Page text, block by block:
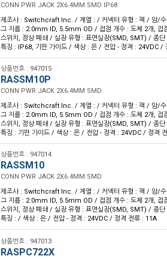
CONN PWR JACK 2X6.4MM SMD IP68
제조사 : Switchcraft Inc. / 계열 : / 커넥터 유형 : 잭 / 암/수
그 지름 : 2.0mm ID, 5.5mm OD / 접점 개수 : 도체 2개, 접
스위치, 정상 폐쇄 / 실장 유형 : 표면실장(SMD, SMT) / 종
특징 : IP68, 기판 가이드 / 색상 : 은 / 전압 - 정격 : 24VDC /
상품번호 : 947015
RASSM10P
CONN PWR JACK 2X6.4MM SMD
제조사 : Switchcraft Inc. / 계열 : / 커넥터 유형 : 잭 / 암/수
그 지름 : 2.0mm ID, 5.5mm OD / 접점 개수 : 도체 2개, 접
스위치, 정상 폐쇄 / 실장 유형 : 표면실장(SMD, SMT) / 종
특징 : 기판 가이드 / 색상 : 은 / 전압 - 정격 : 24VDC / 정격
상품번호 : 947014
RASSM10
CONN PWR JACK 2X6.4MM SMD
제조사 : Switchcraft Inc. / 계열 : / 커넥터 유형 : 잭 / 암/수
그 지름 : 2.0mm ID, 5.5mm OD / 접점 개수 : 도체 2개, 접
스위치, 정상 폐쇄 / 실장 유형 : 표면실장(SMD, SMT) / 종
특징 : / 색상 : 은 / 전압 - 정격 : 24VDC / 정격 전류 : 11A
상품번호 : 947013
RASPC722X